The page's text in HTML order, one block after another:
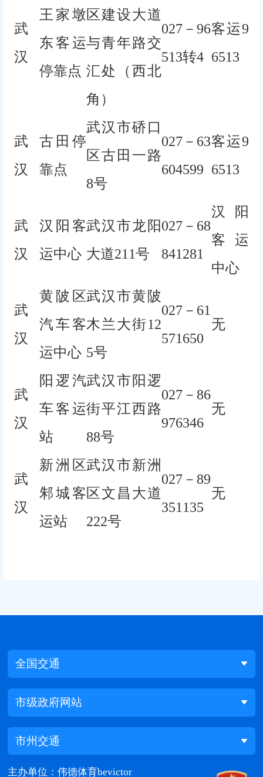
武
汉
王家墩
东客运
停靠点
区建设大道
与青年路交
汇处（西北
角）
027－96
513转4
客运9
6513
武
汉
古田停
靠点
武汉市硚口
区古田一路
8号
027－63
604599
客运9
6513
武
汉
汉阳客
运中心
武汉市龙阳
大道211号
027－68
841281
汉阳
客运
中心
武
汉
黄陂区
汽车客
运中心
武汉市黄陂
木兰大街12
5号
027－61
571650
无
武
汉
阳逻汽
车客运
站
武汉市阳逻
街平江西路
88号
027－86
976346
无
武
汉
新洲区
邾城客
运站
武汉市新洲
区文昌大道
222号
027－89
351135
无
全国交通
市级政府网站
市州交通
主办单位：伟德体育bevictor